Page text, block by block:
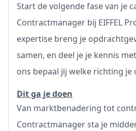
Start de volgende fase van je
Contractmanager bij EIFFEL
expertise breng je
samen, en deel je je kennis
ons bepaal jij welke richting je
Dit ga je doen
Van marktbenadering tot
Contractmanager sta je